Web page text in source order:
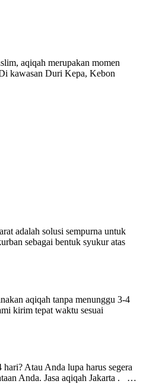
aqiqah merupakan momen
kawasan Duri Kepa, Kebon
adalah solusi sempurna untuk
sebagai bentuk syukur atas
aqiqah tanpa menunggu 3-4
kirim tepat waktu sesuai
Atau Anda lupa harus segera
Anda. Jasa aqiqah Jakarta . …